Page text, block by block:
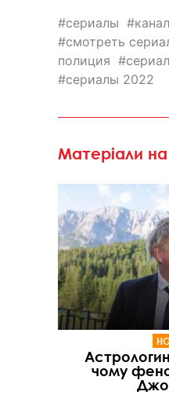
сериалы
смотреть
полиция
сериалы 2022
Матеріали
чому